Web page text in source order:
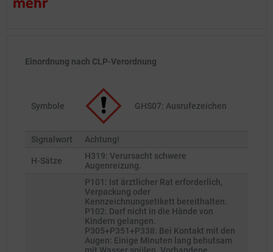
Einordnung nach CLP-Verordnung
Symbole GHS07: Ausrufezeichen
Signalwort Achtung!
H-Sätze
H319: Verursacht schwere
Augenreizung.
P101: Ist ärztlicher Rat erforderlich,
Verpackung oder
Kennzeichnungsetikett bereithalten.
P102: Darf nicht in die Hände von
Kindern gelangen.
P305+P351+P338: Bei Kontakt mit den
Augen: Einige Minuten lang behutsam